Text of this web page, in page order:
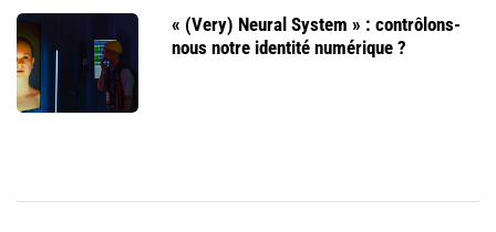
« (Very) Neural System » : contrôlons-
nous notre identité numérique ?